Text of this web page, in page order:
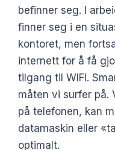
befinner seg. I
finner seg i en
kontoret, men
internett for å få
tilgang til WIFI.
måten vi surfer på.
på telefonen, kan
datamaskin eller
optimalt.